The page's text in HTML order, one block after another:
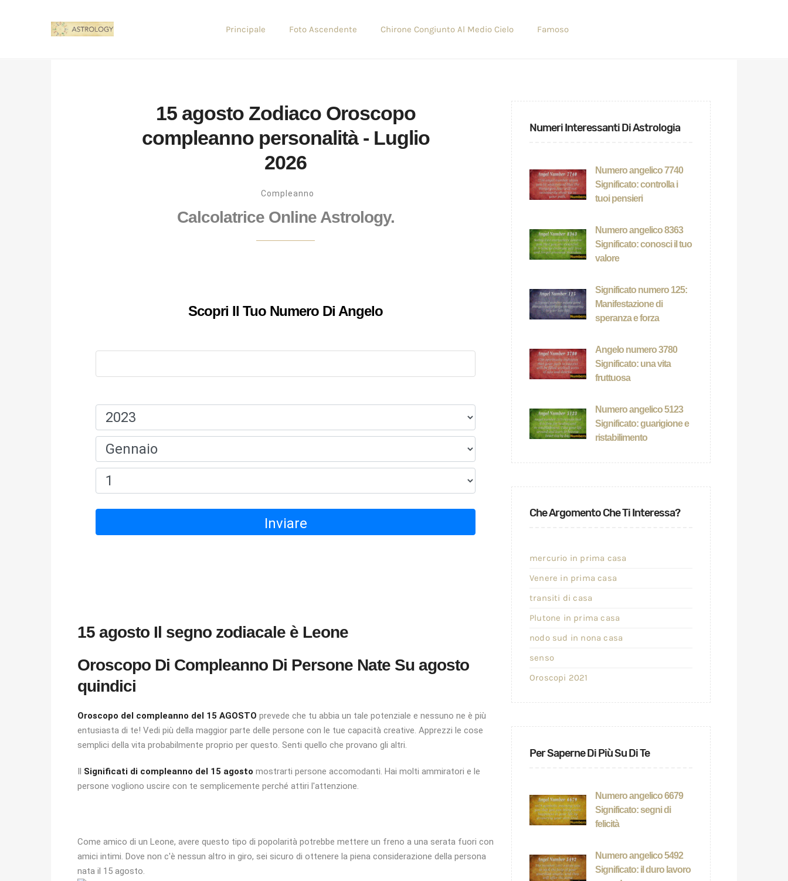
Principale Foto Ascendente Chirone Congiunto Al Medio Cielo Famoso
15 agosto Zodiaco Oroscopo
compleanno personalità - Luglio
2026
Compleanno
Calcolatrice Online Astrology.
Scopri Il Tuo Numero Di Angelo
Inviare
15 agosto Il segno zodiacale è Leone
Oroscopo Di Compleanno Di Persone Nate Su agosto
quindici
Oroscopo del compleanno del 15 AGOSTO prevede che tu abbia un tale potenziale e nessuno ne è più
entusiasta di te! Vedi più della maggior parte delle persone con le tue capacità creative. Apprezzi le cose
semplici della vita probabilmente proprio per questo. Senti quello che provano gli altri.
Il Significati di compleanno del 15 agosto mostrarti persone accomodanti. Hai molti ammiratori e le
persone vogliono uscire con te semplicemente perché attiri l'attenzione.
Come amico di un Leone, avere questo tipo di popolarità potrebbe mettere un freno a una serata fuori con
amici intimi. Dove non c'è nessun altro in giro, sei sicuro di ottenere la piena considerazione della persona
nata il 15 agosto.
Numeri Interessanti Di Astrologia
Numero angelico 7740
Significato: controlla i
tuoi pensieri
Numero angelico 8363
Significato: conosci il tuo
valore
Significato numero 125:
Manifestazione di
speranza e forza
Angelo numero 3780
Significato: una vita
fruttuosa
Numero angelico 5123
Significato: guarigione e
ristabilimento
Che Argomento Che Ti Interessa?
mercurio in prima casa
Venere in prima casa
transiti di casa
Plutone in prima casa
nodo sud in nona casa
senso
Oroscopi 2021
Per Saperne Di Più Su Di Te
Numero angelico 6679
Significato: segni di
felicità
Numero angelico 5492
Significato: il duro lavoro